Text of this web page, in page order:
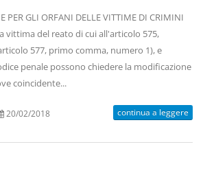
PER GLI ORFANI DELLE VITTIME DI CRIMINI
vittima del reato di cui all'articolo 575,
577, primo comma, numero 1), e
penale possono chiedere la modificazione
coincidente...
20/02/2018 continua a leggere